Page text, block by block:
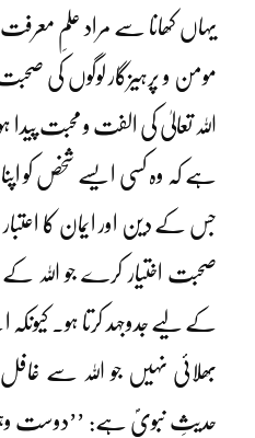
یہاں کھانا سے مراد علمِ
مومن و پرہیزگار لوگوں کی
اللہ تعالیٰ کی الفت و محبت
ہے کہ وہ کسی ایسے شخص کو
جس کے دین اور ایمان کا
صحبت اختیار کرے جو اللہ
کے لیے جدوجہد کرتا ہو۔
بھلائی نہیں جو اللہ سے
حدیثِ نبویؐ ہے: ’’دوست وہی